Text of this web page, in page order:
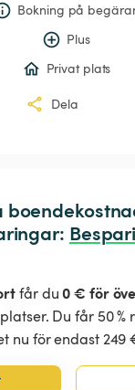
Bokning på
Plus
Privat plats
Dela
får du0 € för
Du får 50 %
nu för endast 249